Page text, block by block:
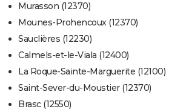
Murasson (12370)
Mounes-Prohencoux (12370)
Sauclières (12230)
Calmels-et-le-Viala (12400)
La Roque-Sainte-Marguerite (12100)
Saint-Sever-du-Moustier (12370)
Brasc (12550)